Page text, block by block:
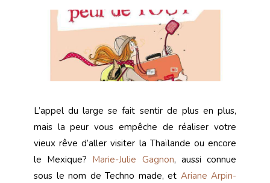
L’appel du large se fait sentir de plus en plus,
mais la peur vous empêche de réaliser votre
vieux rêve d’aller visiter la Thaïlande ou encore
le Mexique? Marie-Julie Gagnon, aussi connue
sous le nom de Techno made, et Ariane Arpin-